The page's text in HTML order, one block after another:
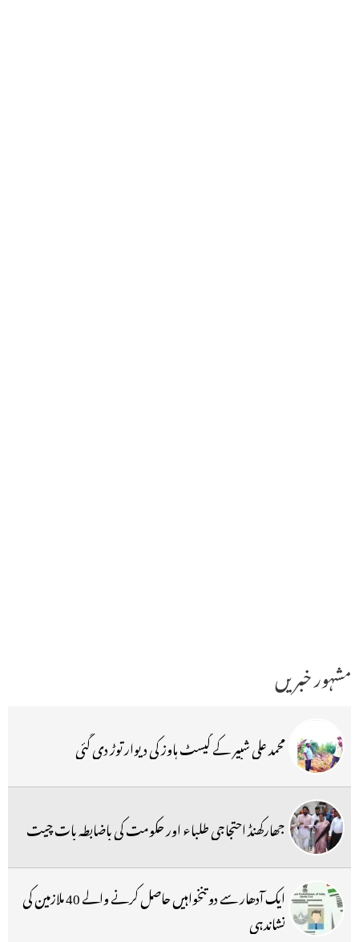
مشہور خبریں
محمد علی شبیر کے گیسٹ ہاوز کی دیوار توڑ دی گئی
جھارکھنڈ احتجاجی طلباء اور حکومت کی باضابطہ بات چیت
ایک آدھار سے دو تنخواہیں حاصل کرنے والے 40 ملازمین کی
نشاندہی